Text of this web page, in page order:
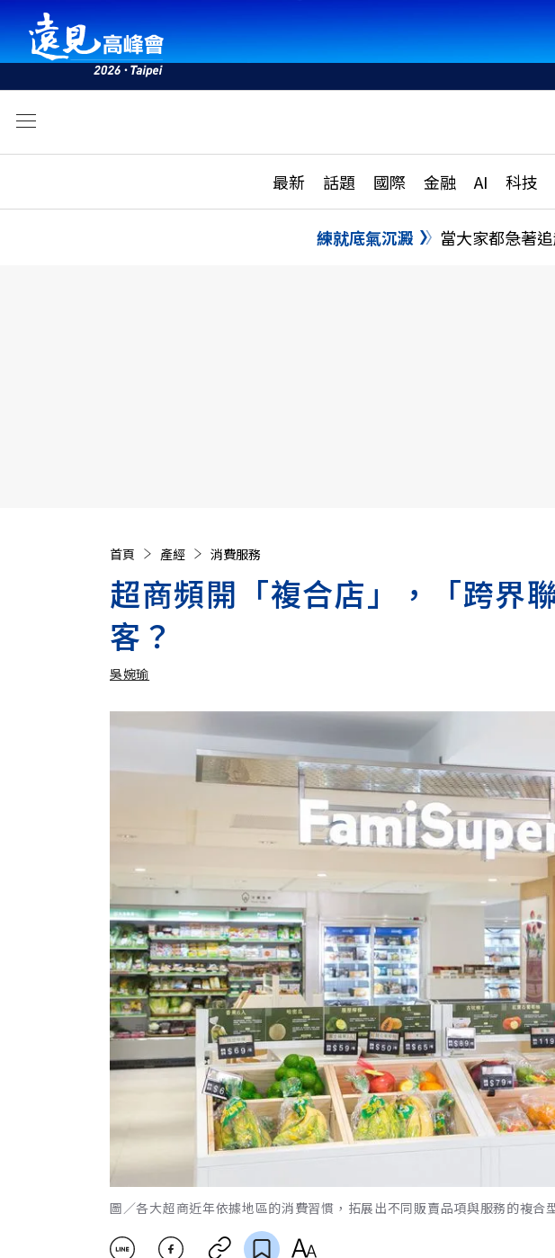
最新 話題 國際 金融 AI 科技
活動
話題
國際
練就底氣沉澱 當大家都急著
首頁 產經 消費服務
超商頻開「複合店」，「跨界
客？
吳婉瑜
圖／各大超商近年依據地區的消費習慣，拓展出不同販賣品項與服務的複合